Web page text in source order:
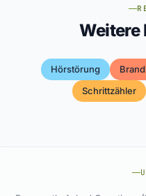
Weitere
Hörstörung
Schrittzähler